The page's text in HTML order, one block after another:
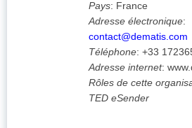
Pays: France
Adresse électronique:
contact@dematis.com
Téléphone: +33
Adresse internet:
Rôles de cette
TED eSender